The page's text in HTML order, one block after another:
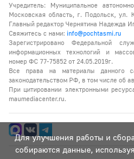
Для улучшения работы и
собираются данные,
Учредитель: Муниципальное
Московская область, г. Подольск, ул.
Главный редактор Чернятина Надежда
Свяжитесь с нами: info@pochtasmi.ru
Зарегистрировано Федеральной
информационных технологий и
номер ФС 77-75852 от 24.05.2019г.
Все права на материалы данного
законодательством РФ, в том числе об
При цитировании электронными
maumediacenter.ru.